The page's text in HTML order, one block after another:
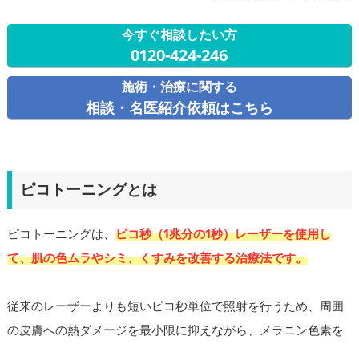
今すぐ相談したい方
0120-424-246
施術・治療に関する
相談・名医紹介依頼はこちら
ピコトーニングとは
ピコトーニングは、 ピコ秒（1兆分の1秒）レーザーを使用し
て、肌の色ムラやシミ、くすみを改善する治療法です。
従来のレーザーよりも短いピコ秒単位で照射を行うため、周囲
の皮膚への熱ダメージを最小限に抑えながら、メラニン色素を